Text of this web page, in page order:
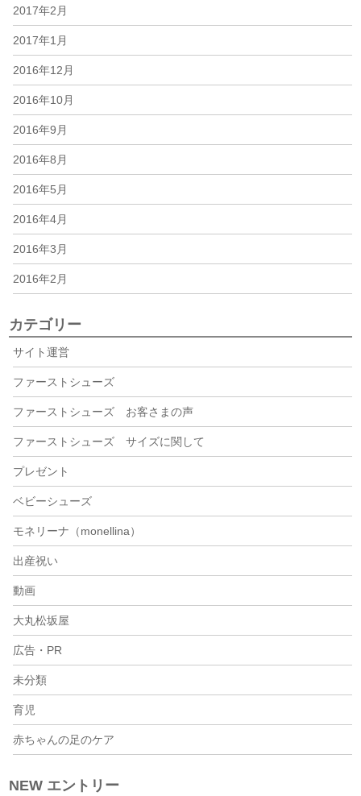
2017年2月
2017年1月
2016年12月
2016年10月
2016年9月
2016年8月
2016年5月
2016年4月
2016年3月
2016年2月
カテゴリー
サイト運営
ファーストシューズ
ファーストシューズ お客さまの声
ファーストシューズ サイズに関して
プレゼント
ベビーシューズ
モネリーナ（monellina）
出産祝い
動画
大丸松坂屋
広告・PR
未分類
育児
赤ちゃんの足のケア
NEW エントリー